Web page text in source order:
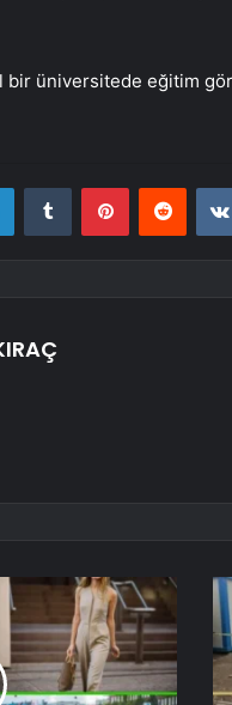
bir üniversitede eğitim
LinkedInTumblr PinterestReddit